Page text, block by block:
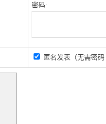
密码:
匿名发表（无需密码